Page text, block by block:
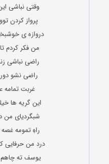
وقتی نباشی
پرواز کردن
دروازه ی
من فکر کردم
راضی نباشی
راضی نشو دور
غربت تمامه
این گریه ها
شبگردیای من
راهِ تمومه
درد من حرفایی
یوسف ته چاهم